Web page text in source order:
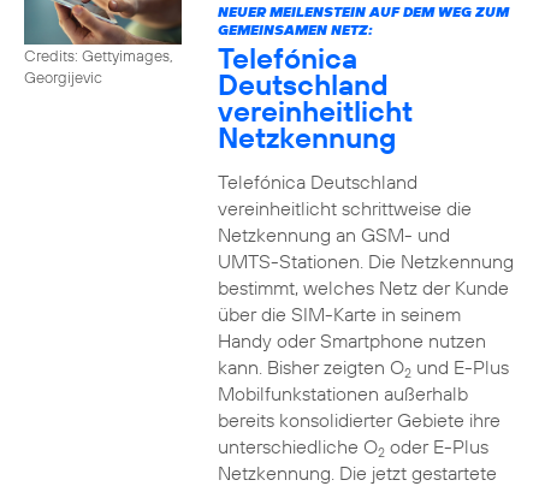
Credits: Gettyimages,
Georgijevic
NEUER MEILENSTEIN AUF DEM WEG ZUM
GEMEINSAMEN NETZ:
Telefónica
Deutschland
vereinheitlicht
Netzkennung
Telefónica Deutschland
vereinheitlicht schrittweise die
Netzkennung an GSM- und
UMTS-Stationen. Die Netzkennung
bestimmt, welches Netz der Kunde
über die SIM-Karte in seinem
Handy oder Smartphone nutzen
kann. Bisher zeigten O2und E-Plus
Mobilfunkstationen außerhalb
bereits konsolidierter Gebiete ihre
unterschiedliche O2oder E-Plus
Netzkennung. Die jetzt gestartete